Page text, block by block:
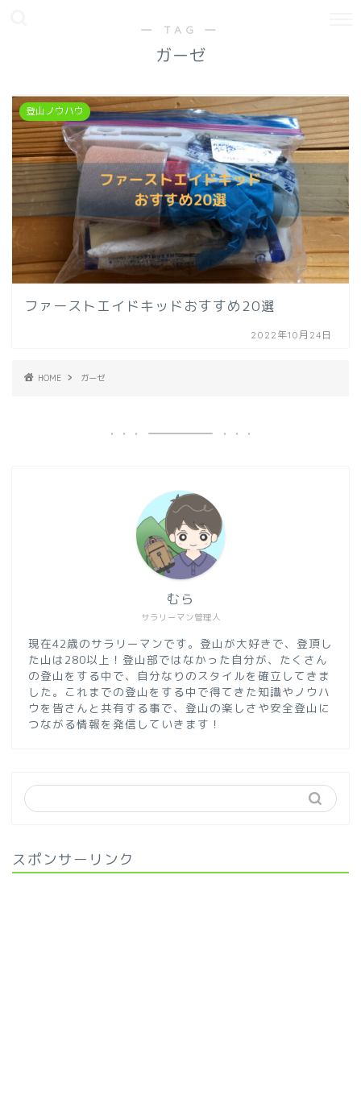
― TAG ―
ガーゼ
登山ノウハウ
ファーストエイドキッドおすすめ20選
2022年10月24日
HOME ガーゼ
サラリーマン管理人
むら
現在42歳のサラリーマンです。登山が大好きで、登頂し
た山は280以上！登山部ではなかった自分が、たくさん
の登山をする中で、自分なりのスタイルを確立してきま
した。これまでの登山をする中で得てきた知識やノウハ
ウを皆さんと共有する事で、登山の楽しさや安全登山に
つながる情報を発信していきます！
スポンサーリンク